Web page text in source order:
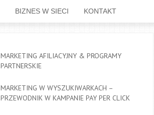
BIZNES W SIECI KONTAKT
MARKETING AFILIACYJNY & PROGRAMY
PARTNERSKIE
MARKETING W WYSZUKIWARKACH –
PRZEWODNIK W KAMPANIE PAY PER CLICK